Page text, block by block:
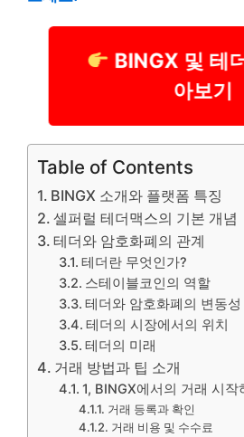
BINGX 및 테
아보기
Table of Contents
BINGX 소개와 플랫폼 특징
셀퍼럴 테더맥스의 기본 개념
테더와 암호화폐의 관계
테더란 무엇인가?
스테이블코인의 역할
테더와 암호화폐의 변동성
테더의 시장에서의 위치
테더의 미래
거래 방법과 팁 소개
1, BINGX에서의 거래 시작
거래 등록과 확인
거래 비용 및 수수료